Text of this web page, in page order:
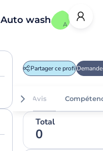
A
Auto wash
Partager ce profil
Avis
Total
0